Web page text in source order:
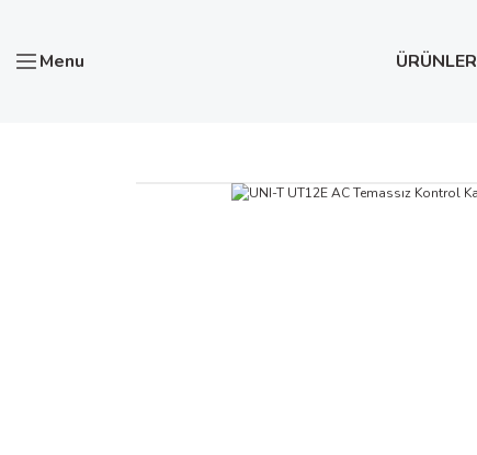
Menu ÜRÜNLER